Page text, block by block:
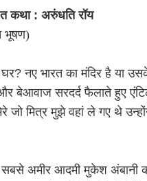
कथा : अरुंधति रॉय
भूषण)
नए भारत का मंदिर है या
बेआवाज सरदर्द फैलाते हुए
जो मित्र मुझे वहां ले गए थे
सबसे अमीर आदमी मुकेश